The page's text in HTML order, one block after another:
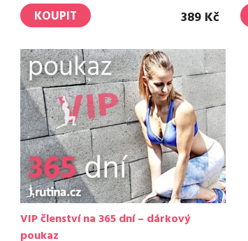
KOUPIT 389 Kč
VIP členství na 365 dní – dárkový
poukaz